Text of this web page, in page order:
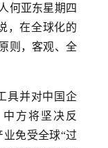
何亚东星期四
，在全球化的
则，客观、全
具并对中国企
方将坚决反
免受全球“过